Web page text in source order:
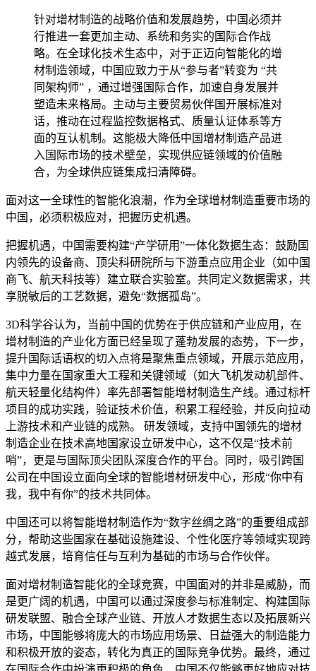
针对增材制造的战略价值和发展趋势，中国必须并
行推进一套更加主动、系统和务实的国际合作战
略。在全球化技术生态中，对于正迈向智能化的增
材制造领域，中国应致力于从“参与者”转变为 “共
同架构师” ，通过增强国际合作，加速自身发展并
塑造未来格局。主动与主要贸易伙伴国开展标准对
话，推动在过程监控数据格式、质量认证体系等方
面的互认机制。这能极大降低中国增材制造产品进
入国际市场的技术壁垒，实现供应链领域的价值融
合，为全球供应链集成扫清障碍。
面对这一全球性的智能化浪潮，作为全球增材制造重要市场的
中国，必须积极应对，把握历史机遇。
把握机遇，中国需要构建“产学研用”一体化数据生态：鼓励国
内领先的设备商、顶尖科研院所与下游重点应用企业（如中国
商飞、航天科技等）建立联合实验室。共同定义数据需求，共
享脱敏后的工艺数据，避免“数据孤岛”。
3D科学谷认为，当前中国的优势在于供应链和产业应用，在
增材制造的产业化方面已经呈现了蓬勃发展的态势，下一步，
提升国际话语权的切入点将是聚焦重点领域，开展示范应用，
集中力量在国家重大工程和关键领域（如大飞机发动机部件、
航天轻量化结构件）率先部署智能增材制造生产线。通过标杆
项目的成功实践，验证技术价值，积累工程经验，并反向拉动
上游技术和产业链的成熟。 研发领域，支持中国领先的增材
制造企业在技术高地国家设立研发中心，这不仅是“技术前
哨”，更是与国际顶尖团队深度合作的平台。同时，吸引跨国
公司在中国设立面向全球的智能增材研发中心，形成“你中有
我，我中有你”的技术共同体。
中国还可以将智能增材制造作为“数字丝绸之路”的重要组成部
分，帮助这些国家在基础设施建设、个性化医疗等领域实现跨
越式发展，培育信任与互利为基础的市场与合作伙伴。
面对增材制造智能化的全球竞赛，中国面对的并非是威胁，而
是更广阔的机遇，中国可以通过深度参与标准制定、构建国际
研发联盟、融合全球产业链、开放人才数据生态以及拓展新兴
市场，中国能够将庞大的市场应用场景、日益强大的制造能力
和积极开放的姿态，转化为真正的国际竞争优势。最终，通过